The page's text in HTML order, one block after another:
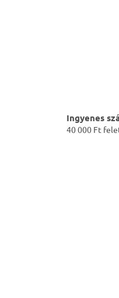
Ingyenes
40 000 Ft